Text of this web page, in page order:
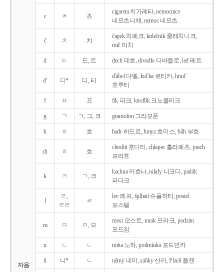
자음
c ㅊ 츠
cigareta 치가레타, nemocnice
네모츠니체, nemoc 네모츠
č ㅊ 치
čapek 차페크, kulečnik 쿨레치니크,
míč 미치
d ㄷ 드, 트 dech 데흐, divadlo 디바들로, led 레트
d' 디* 디, 티
d'ábel 댜벨, lod'ka 로티카, hrud'
흐루티
f ㅍ 프 fík 피크, knoflík 크노플리크
g ㄱ ㄱ, 그, 크 gramofon 그라모폰
h ㅎ 흐 hadr 하드르, hmyz 흐미스, bůh 부흐
ch ㅎ 흐
choditi 호디티, chlapec 흘라페츠, prach
프라흐
k ㅋ ㄱ, 크
kachna 카흐나, nikdy 니크디, padák
파다크
l
ㄹ,
ㄹㄹ
ㄹ
lev 레프, šplhati 슈플하티, postel
포스텔
m ㅁ ㅁ, 므
most 모스트, mrak 므라크, podzim
포드짐
n ㄴ ㄴ noha 노하, podmínka 포드민카
ň 니* ㄴ němý 네미, sáňky 산키, Plzeň 플젠